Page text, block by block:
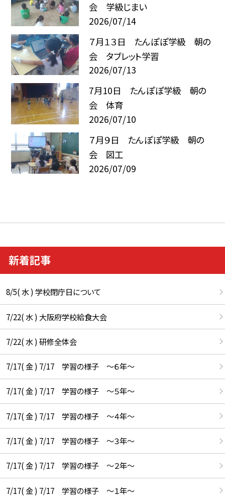
会 学級じまい
2026/07/14
７月１３日 たんぽぽ学級 朝の
会 タブレット学習
2026/07/13
7月10日 たんぽぽ学級 朝の
会 体育
2026/07/10
７月９日 たんぽぽ学級 朝の
会 図工
2026/07/09
新着記事
8/5( 水 ) 学校閉庁日について
7/22( 水 ) 大阪府学校給食大会
7/22( 水 ) 研修全体会
7/17( 金 ) 7/17 学習の様子 ～６年～
7/17( 金 ) 7/17 学習の様子 ～５年～
7/17( 金 ) 7/17 学習の様子 ～４年～
7/17( 金 ) 7/17 学習の様子 ～３年～
7/17( 金 ) 7/17 学習の様子 ～２年～
7/17( 金 ) 7/17 学習の様子 ～１年～